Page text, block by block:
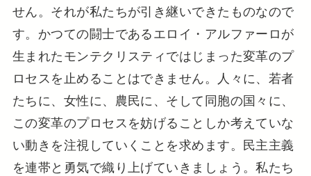
せん。それが私たちが引き継いできたものなので
す。かつての闘士であるエロイ・アルファーロが
生まれたモンテクリスティではじまった変革のプ
ロセスを止めることはできません。人々に、若者
たちに、女性に、農民に、そして同胞の国々に、
この変革のプロセスを妨げることしか考えていな
い動きを注視していくことを求めます。民主主義
を連帯と勇気で織り上げていきましょう。私たち